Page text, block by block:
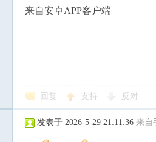
来自安卓APP客户端
回复 支持 反对
发表于 2026-5-29 21:11:36 来自